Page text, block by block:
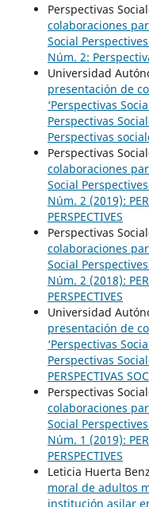
Perspectivas
colaboraciones
Social Perspectives
Núm. 2:
Universidad
presentación de
‘Perspectivas
Perspectivas
Perspectivas
Perspectivas
colaboraciones
Social
Núm. 2 (2019):
PERSPECTIVES
Perspectivas
colaboraciones
Social
Núm. 2 (2018):
PERSPECTIVES
Universidad
presentación de
‘Perspectivas
Perspectivas
PERSPECTIVAS
Perspectivas
colaboraciones
Social
Núm. 1 (2019):
PERSPECTIVES
Leticia Huerta
moral de adultos
institución asilar